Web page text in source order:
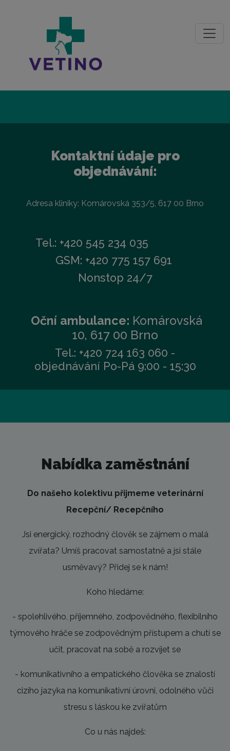
Kontaktní údaje pro
objednávání:
Adresa kliniky: Komárovská 353/5, 617 00 Brno
Tel.: +420 545 234 035
GSM: +420 775 157 691
Nonstop 24/7
Oční ambulance: Komárovská
10, 617 00 Brno
Tel.: +420 724 163 060 -
objednávání Po-Pá 9:00 - 15:30
Nabídka zaměstnání
Do našeho kolektivu přijmeme veterinární
Recepční/ Recepčního
Jsi energický, rozhodný člověk se zájmem o malá
zvířata? Umíš pracovat samostatně a jsi stále
usměvavý? Přidej se k nám!
Koho hledáme:
- spolehlivého, příjemného, zodpovědného, flexibilního
týmového hráče se zodpovědným přístupem a chutí se
učit, pracovat na sobě a rozvíjet se
- komunikativního a empatického člověka se znalostí
cizího jazyka na komunikativní úrovni, odolného vůči
stresu s láskou ke zvířatům
Co u nás najdeš: